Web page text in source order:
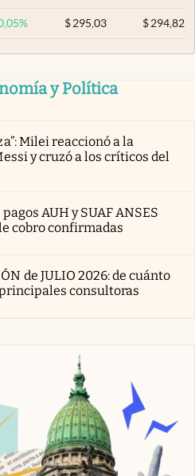
% $ 295,03 $294,82
y Política
Milei reaccionó a la
y cruzó a los críticos del
AUH y SUAF ANSES
cobro confirmadas
de JULIO 2026: de cuánto
consultoras